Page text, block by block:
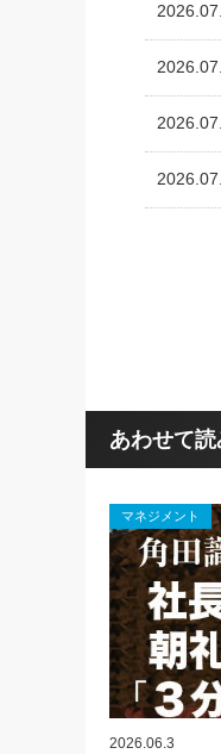
あわせて
マネジメント
2026.06.3